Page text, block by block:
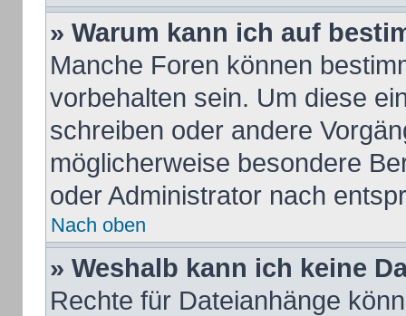
» Warum kann ich auf
Manche Foren können
vorbehalten sein. Um diese
schreiben oder andere
möglicherweise besondere
oder Administrator nach
Nach oben
» Weshalb kann ich keine
Rechte für Dateianhänge